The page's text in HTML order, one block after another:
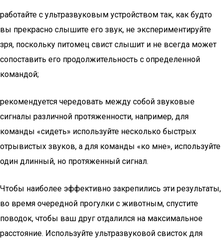
работайте с ультразвуковым устройством так, как будто
вы прекрасно слышите его звук, не экспериментируйте
зря, поскольку питомец свист слышит и не всегда может
сопоставить его продолжительность с определенной
командой;
рекомендуется чередовать между собой звуковые
сигналы различной протяженности, например, для
команды «сидеть» используйте несколько быстрых
отрывистых звуков, а для команды «ко мне», используйте
один длинный, но протяженный сигнал.
Чтобы наиболее эффективно закрепились эти результаты,
во время очередной прогулки с животным, спустите
поводок, чтобы ваш друг отдалился на максимальное
расстояние. Используйте ультразвуковой свисток для